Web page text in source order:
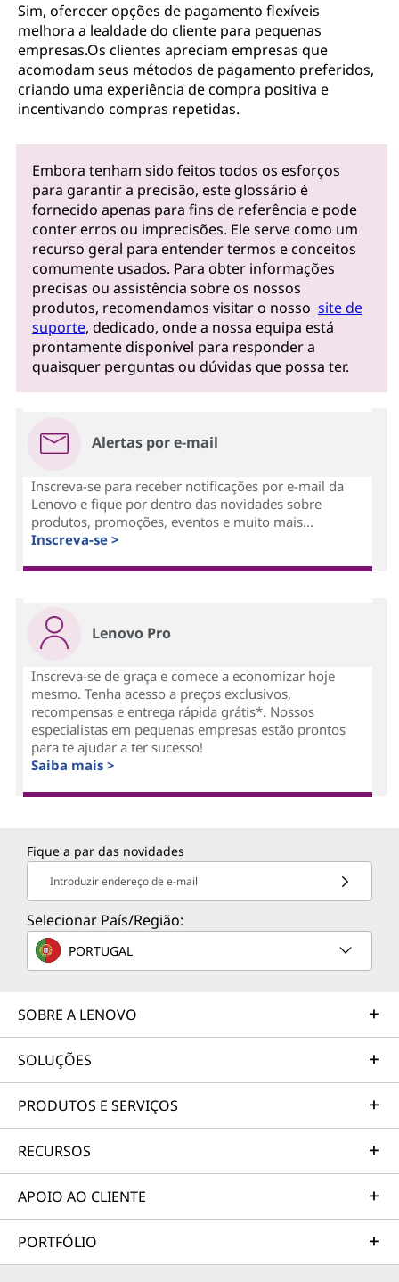
Sim, oferecer opções de pagamento flexíveis
melhora a lealdade do cliente para pequenas
empresas.Os clientes apreciam empresas que
acomodam seus métodos de pagamento preferidos,
criando uma experiência de compra positiva e
incentivando compras repetidas.
Embora tenham sido feitos todos os esforços
para garantir a precisão, este glossário é
fornecido apenas para fins de referência e pode
conter erros ou imprecisões. Ele serve como um
recurso geral para entender termos e conceitos
comumente usados. Para obter informações
precisas ou assistência sobre os nossos
produtos, recomendamos visitar o nosso site de
suporte, dedicado, onde a nossa equipa está
prontamente disponível para responder a
quaisquer perguntas ou dúvidas que possa ter.
Alertas por e-mail
Inscreva-se para receber notificações por e-mail da
Lenovo e fique por dentro das novidades sobre
produtos, promoções, eventos e muito mais...
Inscreva-se >
Lenovo Pro
Inscreva-se de graça e comece a economizar hoje
mesmo. Tenha acesso a preços exclusivos,
recompensas e entrega rápida grátis*. Nossos
especialistas em pequenas empresas estão prontos
para te ajudar a ter sucesso!
Saiba mais >
Fique a par das novidades
Introduzir endereço de e-mail
Selecionar País/Região:
PORTUGAL
SOBRE A LENOVO
SOLUÇÕES
PRODUTOS E SERVIÇOS
RECURSOS
APOIO AO CLIENTE
PORTFÓLIO